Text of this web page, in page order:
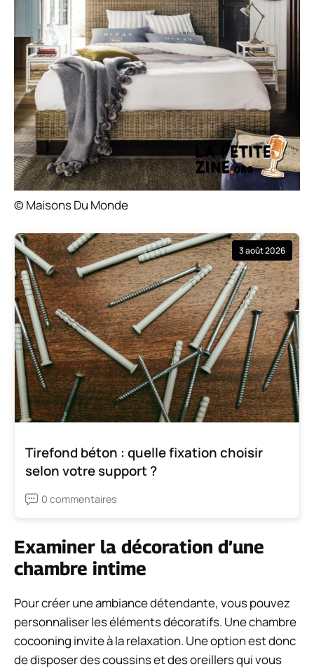
© Maisons Du Monde
3 août 2026
Tirefond béton : quelle fixation choisir
selon votre support ?
0 commentaires
Examiner la décoration d’une
chambre intime
Pour créer une ambiance détendante, vous pouvez
personnaliser les éléments décoratifs. Une chambre
cocooning invite à la relaxation. Une option est donc
de disposer des coussins et des oreillers qui vous